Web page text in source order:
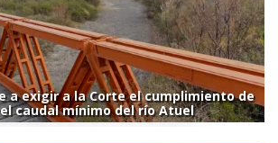
a exigir a la Corte el cumplimiento de
caudal mínimo del río Atuel